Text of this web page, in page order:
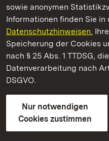
sowie anonymen
Informationen finden Sie in
Datenschutzhinweisen.
Speicherung der Cookies
nach § 25 Abs. 1 TTDSG,
Datenverarbeitung nach
DSGVO.
Nur notwendigen
Cookies zustimmen
Schloss Solitude
Staatliche Schlösser und
Kontakt
GebärdenspracheLeichte
Erklärung zur
BITV-konform (geprüfte